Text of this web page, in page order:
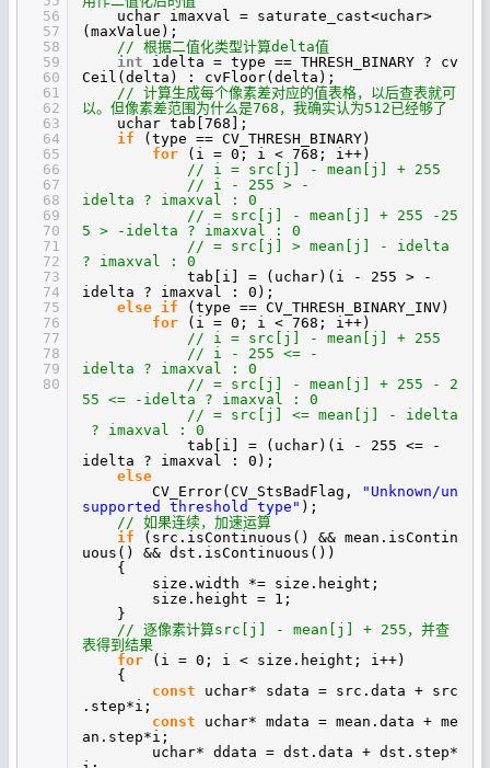
56
57
58
59
60
61
62
63
64
65
66
67
68
69
70
71
72
73
74
75
76
77
78
79
80
uchar imaxval = saturate_cast<uchar>
(maxValue);
// 根据二值化类型计算delta值
int
idelta = type == THRESH_BINARY ? cv
Ceil(delta) : cvFloor(delta);
// 计算生成每个像素差对应的值表格，以后查表就可
以。但像素差范围为什么是768，我确实认为512已经够了
uchar tab[768];
if
(type == CV_THRESH_BINARY)
for
(i = 0; i < 768; i++)
// i = src[j] - mean[j] + 255
// i - 255 > -
idelta ? imaxval : 0
// = src[j] - mean[j] + 255 -25
5 > -idelta ? imaxval : 0
// = src[j] > mean[j] - idelta
? imaxval : 0
tab[i] = (uchar)(i - 255 > -
idelta ? imaxval : 0);
else if
(type == CV_THRESH_BINARY_INV)
for
(i = 0; i < 768; i++)
// i = src[j] - mean[j] + 255
// i - 255 <= -
idelta ? imaxval : 0
// = src[j] - mean[j] + 255 - 2
55 <= -idelta ? imaxval : 0
// = src[j] <= mean[j] - idelta
? imaxval : 0
tab[i] = (uchar)(i - 255 <= -
idelta ? imaxval : 0);
else
CV_Error(CV_StsBadFlag,
"Unknown/un
supported threshold type" );
// 如果连续，加速运算
if
(src.isContinuous() && mean.isContin
uous() && dst.isContinuous())
{
size.width *= size.height;
size.height = 1;
}
// 逐像素计算src[j] - mean[j] + 255，并查
表得到结果
for
(i = 0; i < size.height; i++)
{
const
uchar* sdata = src.data + src
.step*i;
const
uchar* mdata = mean.data + me
an.step*i;
uchar* ddata = dst.data + dst.step*